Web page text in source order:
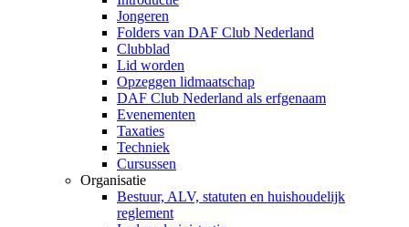
Jongeren
Folders van DAF Club Nederland
Clubblad
Lid worden
Opzeggen lidmaatschap
DAF Club Nederland als erfgenaam
Evenementen
Taxaties
Techniek
Cursussen
Organisatie
Bestuur, ALV, statuten en huishoudelijk
reglement